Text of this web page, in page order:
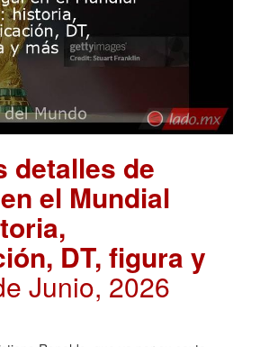
detalles de
el Mundial
DT, figura y
Junio, 2026